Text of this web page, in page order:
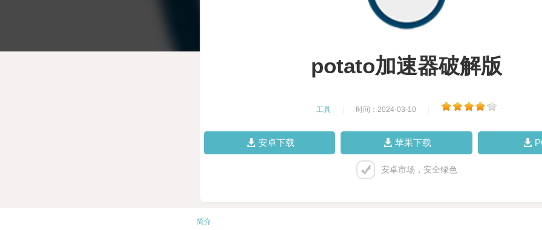
potato加速器破解版
工具 时间：2024-03-10
安卓下载 苹果下载
安卓市场，安全绿色
简介